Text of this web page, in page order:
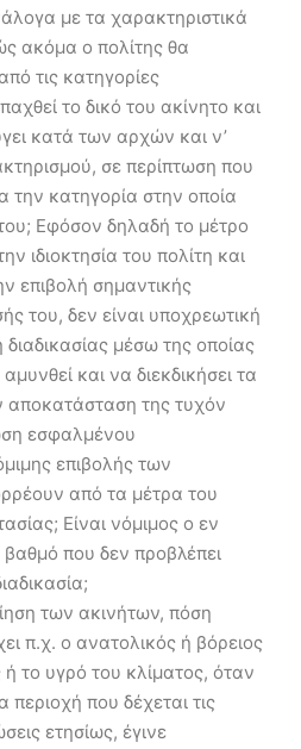
με τα χαρακτηριστικά
ακόμα ο πολίτης θα
τις κατηγορίες
το δικό του ακίνητο και
κατά των αρχών και ν’
σε περίπτωση που
την κατηγορία στην οποία
Εφόσον δηλαδή το μέτρο
ιδιοκτησία του πολίτη και
επιβολή σημαντικής
του, δεν είναι υποχρεωτική
μέσω της οποίας
και να διεκδικήσει τα
αποκατάσταση της τυχόν
εσφαλμένου
επιβολής των
από τα μέτρα του
Είναι νόμιμος ο εν
που δεν προβλέπει
των ακινήτων, πόση
π.χ. ο ανατολικός ή βόρειος
το υγρό του κλίματος, όταν
περιοχή που δέχεται τις
ετησίως, έγινε